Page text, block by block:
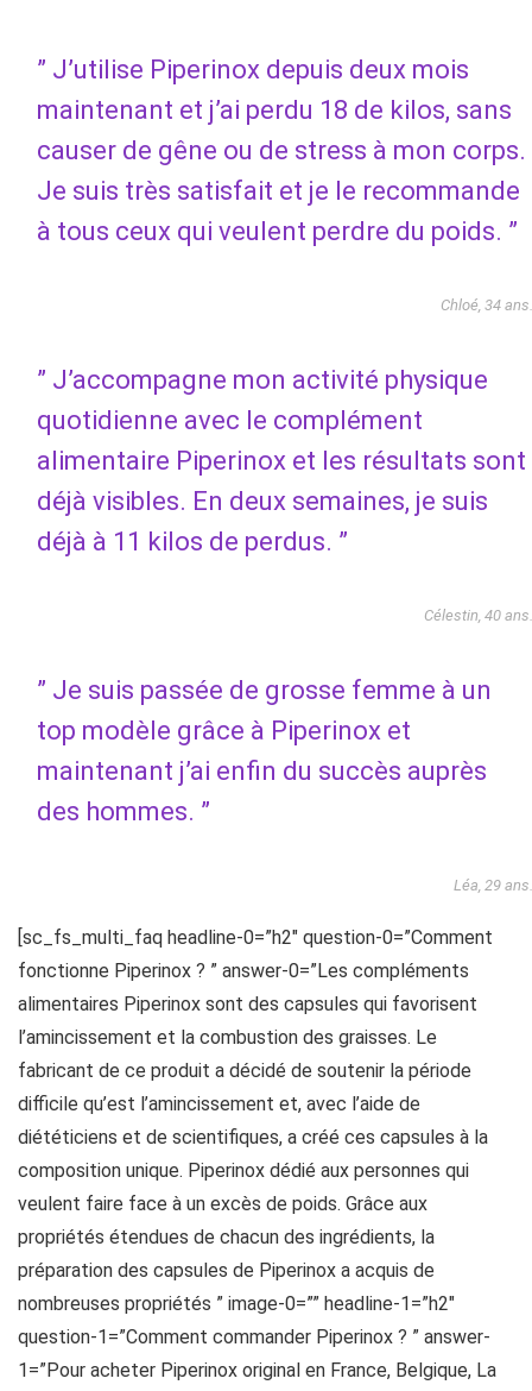
” J’utilise Piperinox depuis deux mois
maintenant et j’ai perdu 18 de kilos, sans
causer de gêne ou de stress à mon corps.
Je suis très satisfait et je le recommande
à tous ceux qui veulent perdre du poids. ”
Chloé, 34 ans.
” J’accompagne mon activité physique
quotidienne avec le complément
alimentaire Piperinox et les résultats sont
déjà visibles. En deux semaines, je suis
déjà à 11 kilos de perdus. ”
Célestin, 40 ans.
” Je suis passée de grosse femme à un
top modèle grâce à Piperinox et
maintenant j’ai enfin du succès auprès
des hommes. ”
Léa, 29 ans.
[sc_fs_multi_faq headline-0=”h2″ question-0=”Comment
fonctionne Piperinox ? ” answer-0=”Les compléments
alimentaires Piperinox sont des capsules qui favorisent
l’amincissement et la combustion des graisses. Le
fabricant de ce produit a décidé de soutenir la période
difficile qu’est l’amincissement et, avec l’aide de
diététiciens et de scientifiques, a créé ces capsules à la
composition unique. Piperinox dédié aux personnes qui
veulent faire face à un excès de poids. Grâce aux
propriétés étendues de chacun des ingrédients, la
préparation des capsules de Piperinox a acquis de
nombreuses propriétés ” image-0=”” headline-1=”h2″
question-1=”Comment commander Piperinox ? ” answer-
1=”Pour acheter Piperinox original en France, Belgique, La